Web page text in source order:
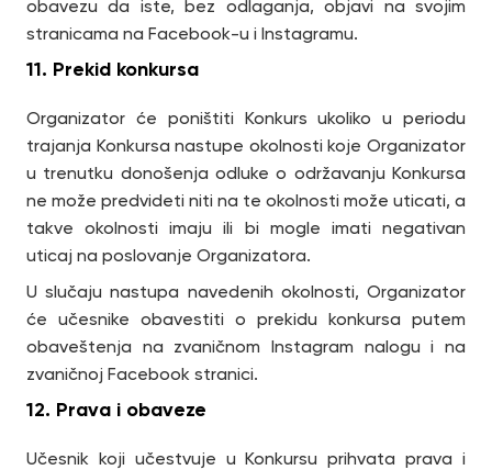
obavezu da iste, bez odlaganja, objavi na svojim
stranicama na Facebook-u i Instagramu.
11. Prekid konkursa
Organizator će poništiti Konkurs ukoliko u periodu
trajanja Konkursa nastupe okolnosti koje Organizator
u trenutku donošenja odluke o održavanju Konkursa
ne može predvideti niti na te okolnosti može uticati, a
takve okolnosti imaju ili bi mogle imati negativan
uticaj na poslovanje Organizatora.
U slučaju nastupa navedenih okolnosti, Organizator
će učesnike obavestiti o prekidu konkursa putem
obaveštenja na zvaničnom Instagram nalogu i na
zvaničnoj Facebook stranici.
12. Prava i obaveze
Učesnik koji učestvuje u Konkursu prihvata prava i